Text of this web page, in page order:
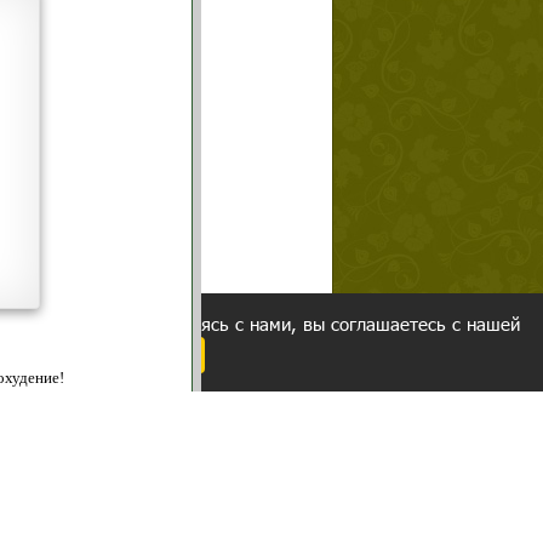
cookies. Оставаясь с нами, вы соглашаетесь с нашей